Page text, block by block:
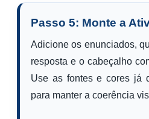
Passo 5: Monte a
Adicione os enunciados,
resposta e o cabeçalho
Use as fontes e cores já
para manter a coerência